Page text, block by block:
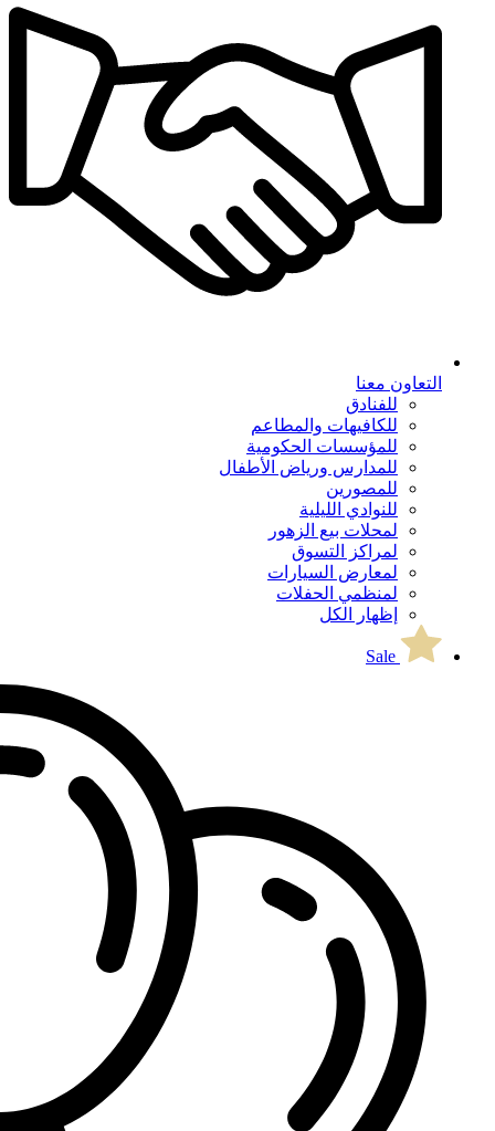
التعاون معنا
للفنادق
للكافيهات والمطاعم
للمؤسسات الحكومية
للمدارس ورياض الأطفال
للمصورين
للنوادي الليلية
لمحلات بيع الزهور
لمراكز التسوق
لمعارض السيارات
لمنظمي الحفلات
إظهار الكل